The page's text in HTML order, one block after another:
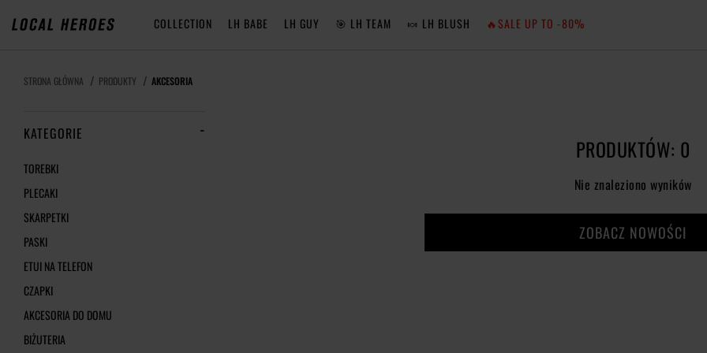
COLLECTION LH BABE LH GUY 🎯 LH TEAM 🍬 LH BLUSH 🔥SALE UP TO -80%
NIE
STRONA GŁÓWNA PRODUKTY AKCESORIA
KATEGORIE
TOREBKI
PLECAKI
SKARPETKI
PASKI
ETUI NA TELEFON
CZAPKI
AKCESORIA DO DOMU
BIŻUTERIA
PRODUKTÓW: 0
Nie znaleziono wyników
ZOBACZ NOWOŚCI